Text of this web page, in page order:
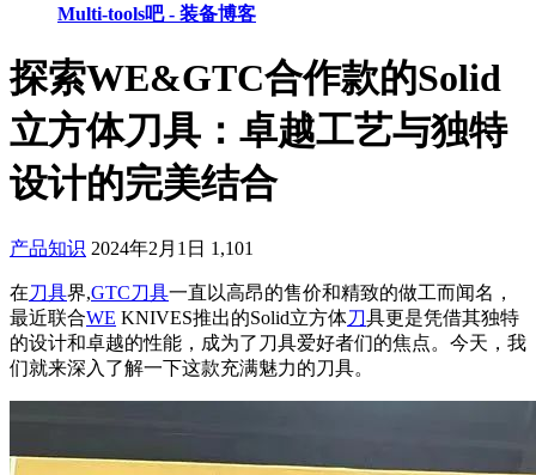
Multi-tools吧 - 装备博客
探索WE&GTC合作款的Solid
立方体刀具：卓越工艺与独特
设计的完美结合
产品知识 2024年2月1日 1,101
在刀具界,GTC刀具一直以高昂的售价和精致的做工而闻名，
最近联合WE KNIVES推出的Solid立方体刀具更是凭借其独特
的设计和卓越的性能，成为了刀具爱好者们的焦点。今天，我
们就来深入了解一下这款充满魅力的刀具。